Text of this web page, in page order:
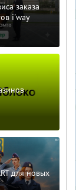
заказа
i'way
для новых